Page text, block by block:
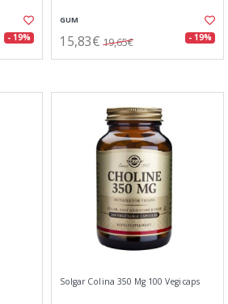
- 19%
GUM
15,83€ 19,65€ - 19%
Solgar Colina 350 Mg 100 Vegicaps